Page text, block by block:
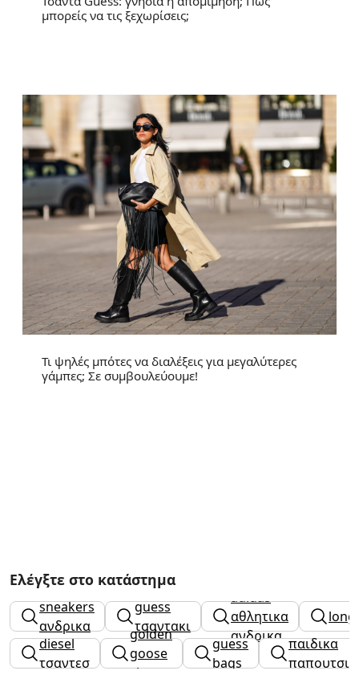
μπορείς να τις ξεχωρίσεις;
Τι ψηλές μπότες να διαλέξεις για μεγαλύτερες
γάμπες; Σε συμβουλεύουμε!
Ελέγξτε στο κατάστημα
sneakers
ανδρικα
guess
τσαντακι
adidas
αθλητικα
ανδρικα
diesel
τσαντεσ
golden
goose
shoes
guess
bags
παιδικα
παπουτσια